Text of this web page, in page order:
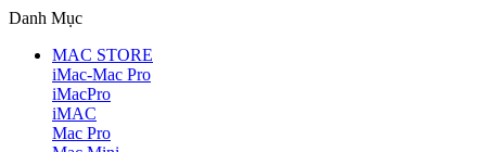
Danh Mục
MAC STORE
iMac-Mac Pro
iMacPro
iMAC
Mac Pro